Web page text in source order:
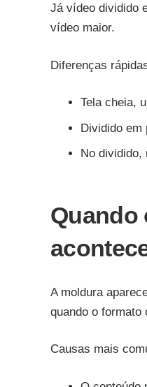
Já vídeo dividido
vídeo maior.
Diferenças
Tela cheia,
Dividido em
No dividido,
Quando
A moldura
quando o formato
Causas mais